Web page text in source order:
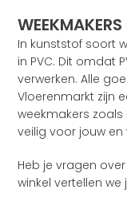
In kunststof soort
in PVC. Dit omdat
verwerken. Alle
Vloerenmarkt zijn
weekmakers zoals
veilig voor jouw en
Heb je vragen
winkel vertellen